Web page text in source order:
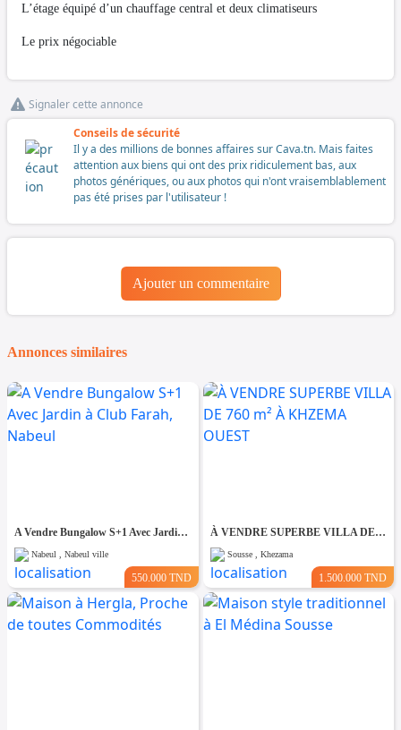
L’étage équipé d’un chauffage central et deux climatiseurs
Le prix négociable
Signaler cette annonce
Conseils de sécurité
Il y a des millions de bonnes affaires sur Cava.tn. Mais faites
attention aux biens qui ont des prix ridiculement bas, aux
photos génériques, ou aux photos qui n'ont vraisemblablement
pas été prises par l'utilisateur !
Ajouter un commentaire
Annonces similaires
A Vendre Bungalow S+1 Avec Jardin à Club Farah, Nabeul
Nabeul , Nabeul ville
550.000 TND
À VENDRE SUPERBE VILLA DE 760 m² À KHZEMA OUEST
Sousse , Khezama
1.500.000 TND